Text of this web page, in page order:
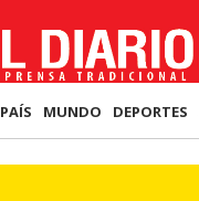
PAÍS MUNDO DEPORTES